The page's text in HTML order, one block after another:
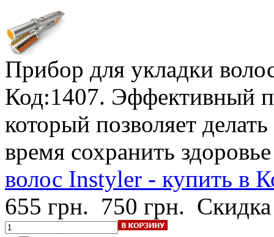
Прибор для укладки
Код:1407. Эффективный
который позволяет
время сохранить
волос Instyler - купить в
655 грн. 750 грн.